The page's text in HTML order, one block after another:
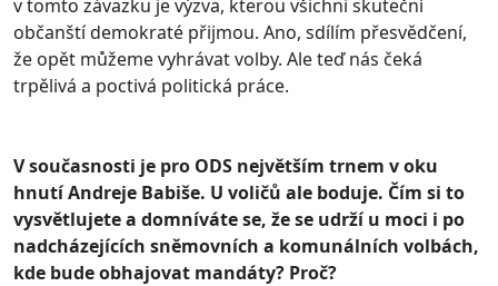
v tomto závazku je výzva, kterou všichni skuteční
občanští demokraté přijmou. Ano, sdílím přesvědčení,
že opět můžeme vyhrávat volby. Ale teď nás čeká
trpělivá a poctivá politická práce.
V současnosti je pro ODS největším trnem v oku
hnutí Andreje Babiše. U voličů ale boduje. Čím si to
vysvětlujete a domníváte se, že se udrží u moci i po
nadcházejících sněmovních a komunálních volbách,
kde bude obhajovat mandáty? Proč?